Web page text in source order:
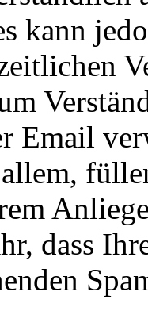
kann
Email
dass